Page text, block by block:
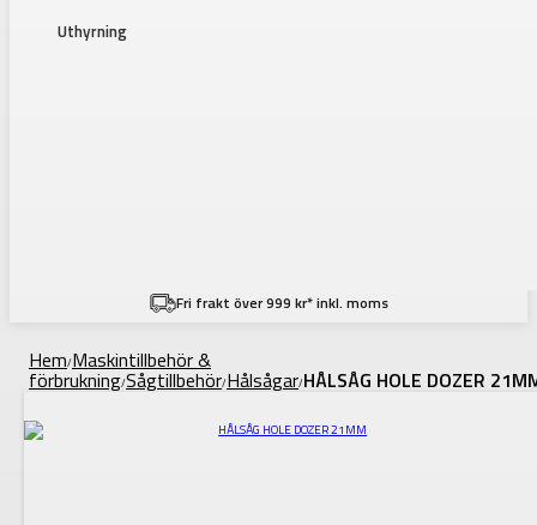
Uthyrning
Fri frakt över 999 kr* inkl. moms
Hem/Maskintillbehör &
förbrukning/Sågtillbehör/Hålsågar/HÅLSÅG HOLE DOZER